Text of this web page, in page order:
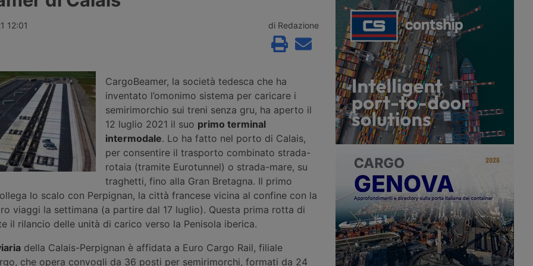
e un
ancora
mercato. Servono chiare scelte
Twentekanaal. Le chiatte navigano
con carichi ridotti a un quinto, i noli
fluviali sono più che triplicati e i flussi
merci si spostano su strada e rotaia.
12:01 di Redazione
CargoBeamer, la società tedesca che ha
inventato l’omonimo sistema per caricare i
semirimorchio sui treni senza gru, ha aperto il
12 luglio 2021 il suo primo terminal
intermodale. Lo ha fatto nel porto di Calais,
per consentire il trasporto combinato strada-
rotaia (tramite Eurotunnel) o strada-mare, su
traghetti, fino alla Gran Bretagna. Il primo
lo scalo con Perpignan, la città francese vicina al confine con la
viaggi la settimana (a partire dal 17 luglio). Questa prima rotta di
il rilancio delle unità di carico verso la Penisola iberica.
della Calais-Perpignan è affidata a Euro Cargo Rail, filiale
che opera convogli da 36 posti per semirimorchi, formati da 24